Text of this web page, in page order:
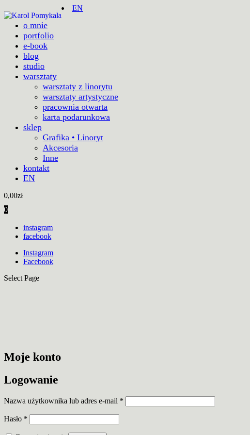
EN
o mnie
portfolio
e-book
blog
studio
warsztaty
warsztaty z linorytu
warsztaty artystyczne
pracownia otwarta
karta podarunkowa
sklep
Grafika • Linoryt
Akcesoria
Inne
kontakt
EN
0,00zł
0
instagram
facebook
Instagram
Facebook
Select Page
Moje konto
Logowanie
Nazwa użytkownika lub adres e-mail *
Hasło *